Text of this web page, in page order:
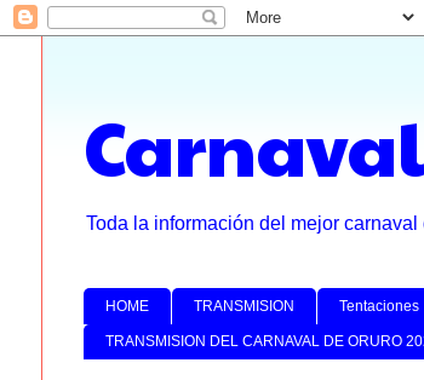
Toda la información del mejor
HOME TRANSMISION Tentaciones
TRANSMISION DEL CARNAVAL DE ORURO